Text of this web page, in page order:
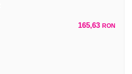
165,63 RON